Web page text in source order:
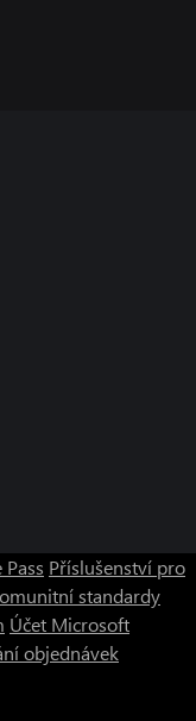
Pass Příslušenství pro
standardy
Účet Microsoft
objednávek